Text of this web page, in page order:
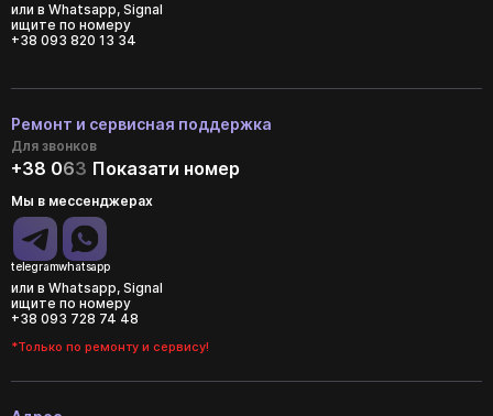
или в Whatsapp, Signal
ищите по номеру
+38 093 820 13 34
Ремонт и сервисная поддержка
Для звонков
+38 063 Показати номер
Мы в мессенджерах
telegramwhatsapp
или в Whatsapp, Signal
ищите по номеру
+38 093 728 74 48
*Только по ремонту и сервису!